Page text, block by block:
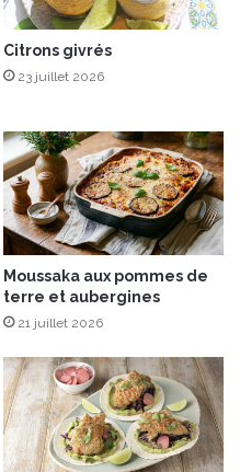
Citrons givrés
23 juillet 2026
Moussaka aux pommes de
terre et aubergines
21 juillet 2026